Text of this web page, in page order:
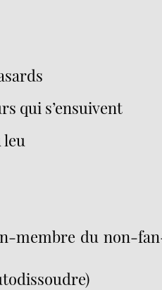
qui s’ensuivent
leu
membre du non-